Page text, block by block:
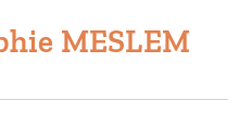
MESLEM